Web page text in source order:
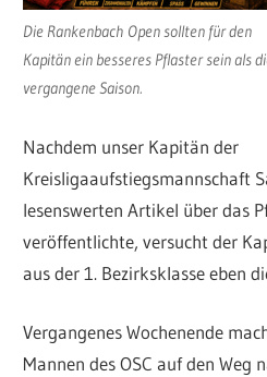
Die Rankenbach Open sollten für den
Kapitän ein besseres Pflaster sein als
vergangene Saison.
Nachdem unser Kapitän der
Kreisligaaufstiegsmannschaft
lesenswerten Artikel über das
veröffentlichte, versucht der
aus der 1. Bezirksklasse eben
Vergangenes Wochenende
Mannen des OSC auf den Weg